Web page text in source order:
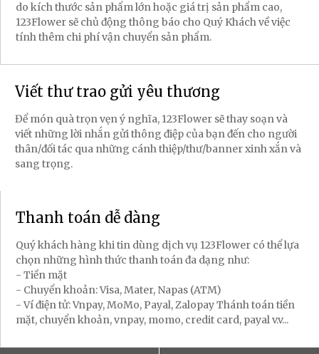
do kích thước sản phẩm lớn hoặc giá trị sản phẩm cao,
123Flower sẽ chủ động thông báo cho Quý Khách về việc
tính thêm chi phí vận chuyển sản phẩm.
Viết thư trao gửi yêu thương
Để món quà trọn vẹn ý nghĩa, 123Flower sẽ thay soạn và
viết những lời nhắn gửi thông điệp của bạn đến cho người
thân/đối tác qua những cánh thiệp/thư/banner xinh xắn và
sang trọng.
Thanh toán dễ dàng
Quý khách hàng khi tin dùng dịch vụ 123Flower có thể lựa
chọn những hình thức thanh toán đa dạng như:
- Tiền mặt
- Chuyển khoản: Visa, Mater, Napas (ATM)
- Ví điện tử: Vnpay, MoMo, Payal, Zalopay Thánh toán tiền
mặt, chuyển khoản, vnpay, momo, credit card, payal v.v...